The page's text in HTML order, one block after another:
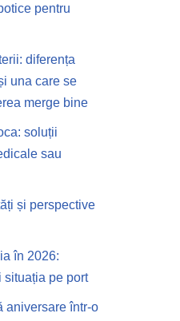
pentru
diferența
una care se
merge bine
soluții
sau
și perspective
în 2026:
situația pe port
aniversare într-o